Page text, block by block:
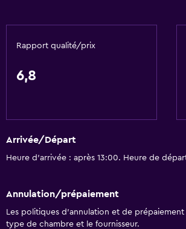
Services et commodités
Centre d'affaires
Service d’excursions
Accès avec carte-clé
Salles de conférence
Coffre
Rapport qualité/prix
6,8
Arrivée/Départ
Heure d’arrivée : après 13:00. Heure de
Annulation/prépaiement
Les politiques d’annulation et de
type de chambre et le fournisseur.